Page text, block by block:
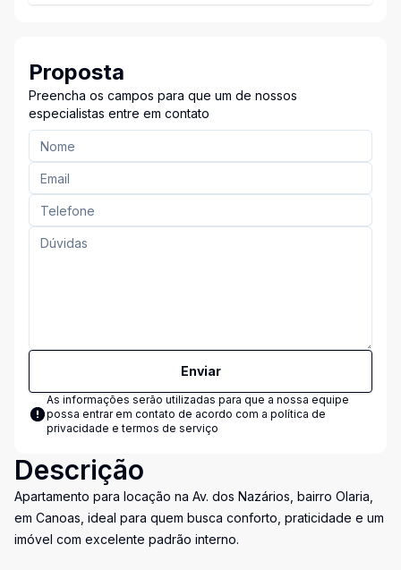
Proposta
Preencha os campos para que um de nossos
especialistas entre em contato
Enviar
As informações serão utilizadas para que a nossa equipe
possa entrar em contato de acordo com a política de
privacidade e termos de serviço
Descrição
Apartamento para locação na Av. dos Nazários, bairro Olaria,
em Canoas, ideal para quem busca conforto, praticidade e um
imóvel com excelente padrão interno.